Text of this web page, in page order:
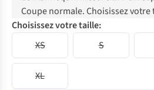
Coupe normale. Choisissez
Choisissez votre taille:
XS
S
XL